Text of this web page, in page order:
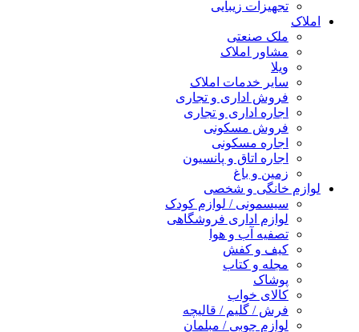
تجهیزات زیبایی
املاک
ملک صنعتی
مشاور املاک
ویلا
سایر خدمات املاک
فروش اداری و تجاری
اجاره اداری و تجاری
فروش مسکونی
اجاره مسکونی
اجاره اتاق و پانسیون
زمین و باغ
لوازم خانگی و شخصی
سیسمونی / لوازم کودک
لوازم اداری فروشگاهی
تصفیه آب و هوا
کیف و کفش
مجله و کتاب
پوشاک
کالای خواب
فرش / گلیم / قالیچه
لوازم چوبی / مبلمان